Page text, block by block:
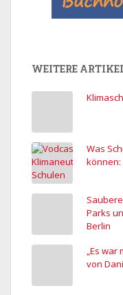
WEITERE
Was
können:
Parks
Berlin
„Es war
von